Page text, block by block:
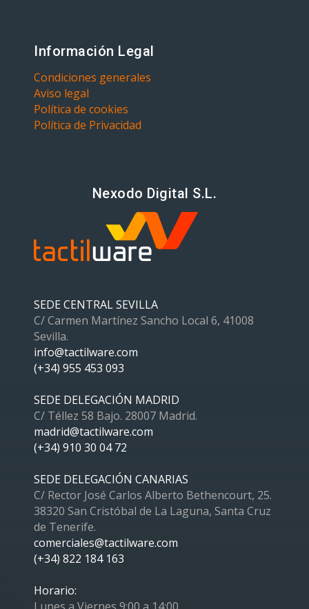
Información Legal
Condiciones generales
Aviso legal
Política de cookies
Política de Privacidad
Nexodo Digital S.L.
SEDE CENTRAL SEVILLA
C/ Carmen Martínez Sancho Local 6, 41008
Sevilla.
info@tactilware.com
(+34) 955 453 093
SEDE DELEGACIÓN MADRID
C/ Téllez 58 Bajo. 28007 Madrid.
madrid@tactilware.com
(+34) 910 30 04 72
SEDE DELEGACIÓN CANARIAS
C/ Rector José Carlos Alberto Bethencourt, 25.
38320 San Cristóbal de La Laguna, Santa Cruz
de Tenerife.
comerciales@tactilware.com
(+34) 822 184 163
Horario: